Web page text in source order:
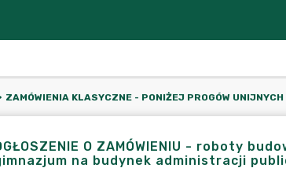
ZAMÓWIENIA KLASYCZNE - PONIŻEJ PROGÓW UNIJNYCH
O ZAMÓWIENIU - roboty
na budynek administracji